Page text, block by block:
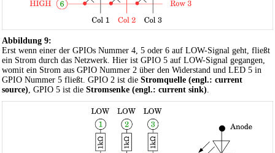
Abbildung 9:
Erst wenn einer der GPIOs Nummer 4, 5 oder 6 auf LOW-Signal geht, fließt
ein Strom durch das Netzwerk. Hier ist GPIO 5 auf LOW-Signal gegangen,
womit ein Strom aus GPIO Nummer 2 über den Widerstand und LED 5 in
GPIO Nummer 5 fließt. GPIO 2 ist die Stromquelle (engl.: current
source) , GPIO 5 ist die Stromsenke (engl.: current sink)